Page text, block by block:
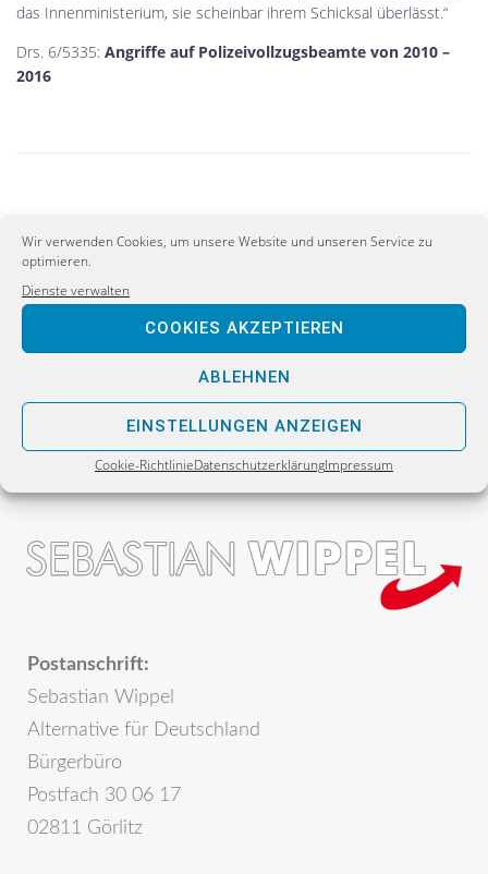
Wir verwenden Cookies, um unsere Website und unseren Service zu
optimieren.
Dienste verwalten
COOKIES AKZEPTIEREN
ABLEHNEN
EINSTELLUNGEN ANZEIGEN
Cookie-RichtlinieDatenschutzerklärungImpressum
das Innenministerium, sie scheinbar ihrem Schicksal überlässt.“
Drs. 6/5335: Angriffe auf Polizeivollzugsbeamte von 2010 –
2016
Kein Maulkorb für kritische Professoren!
NEXT
Was die Tagesschau über Extremismus in
Deutschland noch lernen muss
Postanschrift:
Sebastian Wippel
Alternative für Deutschland
Bürgerbüro
Postfach 30 06 17
02811 Görlitz